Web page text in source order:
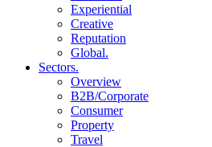
Experiential
Creative
Reputation
Global.
Sectors.
Overview
B2B/Corporate
Consumer
Property
Travel